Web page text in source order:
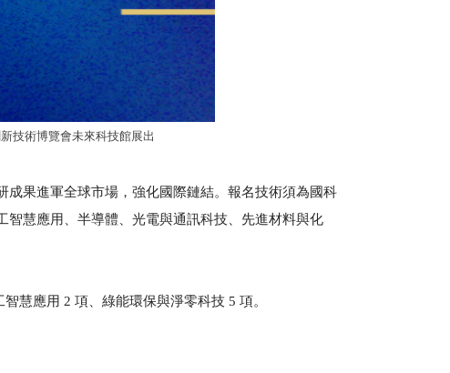
技術博覽會未來科技館展出
果進軍全球市場，強化國際鏈結。報名技術須為國科
慧應用、半導體、光電與通訊科技、先進材料與化
慧應用 2 項、綠能環保與淨零科技 5 項。